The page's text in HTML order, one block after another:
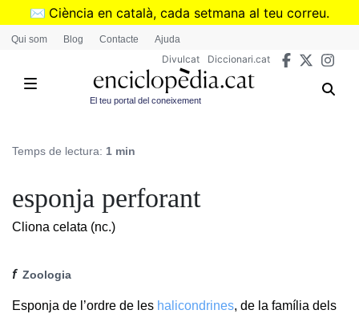
Vés
✉️ Ciència en català, cada setmana al teu correu.
➜Subscriu-te al butlletí de Divulcat
Qui som Blog Contacte Ajuda
Divulcat Diccionari.cat
El teu portal del coneixement
Temps de lectura: 1 min
esponja perforant
Cliona celata (nc.)
f Zoologia
Esponja de l’ordre de les halicondrines, de la família dels